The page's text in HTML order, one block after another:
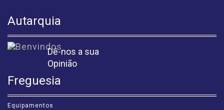
Autarquia
Dê-nos a sua
Opinião
Freguesia
Equipamentos